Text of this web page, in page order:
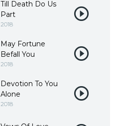
Till Death Do Us
Part
2018
May Fortune
Befall You
2018
Devotion To You
Alone
2018